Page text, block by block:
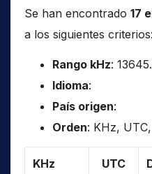
Se han encontrado 17
a los siguientes criterios:
Rango kHz:
Idioma:
País origen:
Orden: KHz,
KHz UTC